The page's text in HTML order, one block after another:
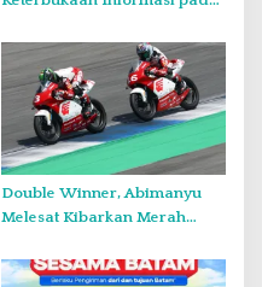
Diskominfo Kepri
Double Winner, Abimanyu
Melesat Kibarkan Merah